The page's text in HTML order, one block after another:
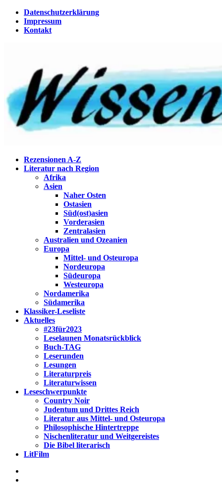
Zum
Inhalt
springen
Datenschutzerklärung
Impressum
Kontakt
Wissenstagebuch
Eine Gabel für die Suppe der Weisheit
Rezensionen A-Z
Literatur nach Region
Afrika
Asien
Naher Osten
Ostasien
Süd(ost)asien
Vorderasien
Zentralasien
Australien und Ozeanien
Europa
Mittel- und Osteuropa
Nordeuropa
Südeuropa
Westeuropa
Nordamerika
Südamerika
Klassiker-Leseliste
Aktuelles
#23für2023
Leselaunen Monatsrückblick
Buch-TAG
Leserunden
Lesungen
Literaturpreis
Literaturwissen
Leseschwerpunkte
Country Noir
Judentum und Drittes Reich
Literatur aus Mittel- und Osteuropa
Philosophische Hintertreppe
Nischenliteratur und Weitgereistes
Die Bibel literarisch
LitFilm